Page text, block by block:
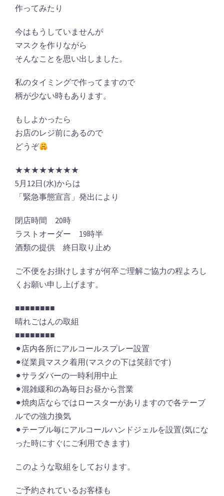
作ってみたり
今はもうしていませんが
マスクを作りながら
そんなことを思い出しました。
私のタイミングで作ってますので
柄が少ない時もあります。
もしよかったら
お店のレジ前にあるので
どうぞ
★★★★★★★★
5月12日(水)からは
「緊急事態宣言」発出により
閉店時間 20時
ラストオーダー 19時半
酒類の提供 終日取り止め
ご不便をお掛けしますが何卒ご理解ご協力の程よろし
くお願い申し上げます。
■■■■■■■■
晴れごはんの取組
■■■■■■■■
⚫︎店内各所にアルコールスプレー設置
⚫︎従業員マスク着用(マスクの下は笑顔です)
⚫︎サラダバーの一時利用中止
⚫︎混雑緩和の為毎日お昼から営業
⚫︎焼肉店ならではロースターがありますので各テーブ
ルでの強力換気
⚫︎テーブル毎にアルコールハンドジェルを設置(気にな
った時にすぐにご利用できます)
このような取組をしております。
ご予約されているお客様も